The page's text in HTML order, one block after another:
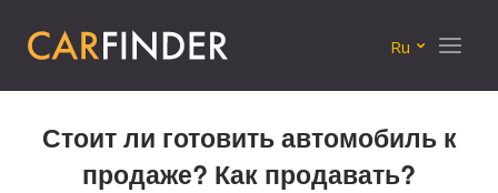
Ru Меню
Стоит ли готовить автомобиль к
продаже? Как продавать?